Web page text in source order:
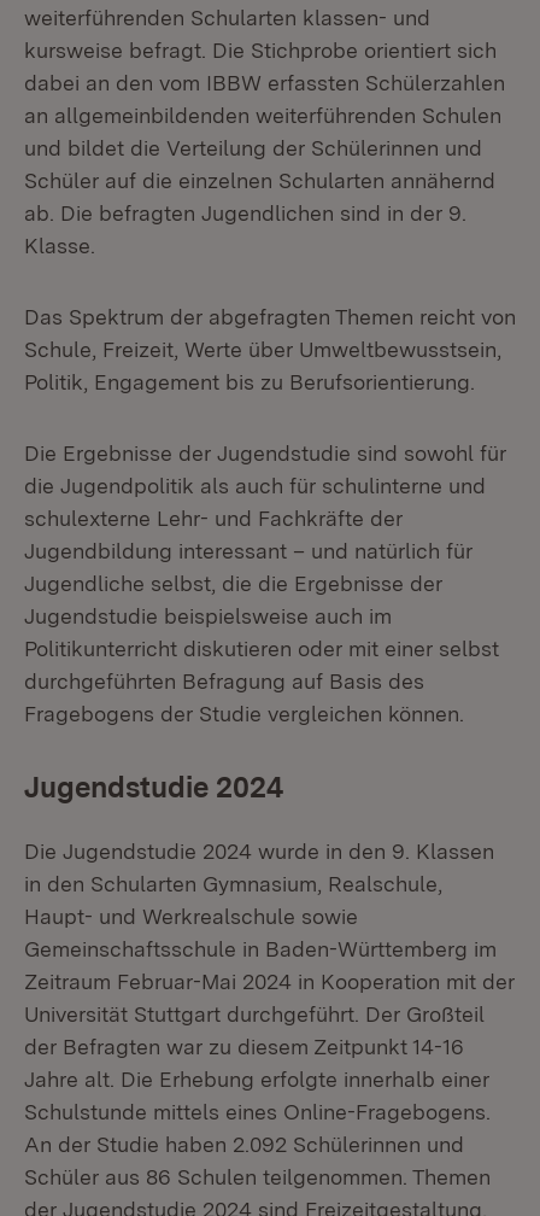
weiterführenden Schularten klassen- und
kursweise befragt. Die Stichprobe orientiert sich
dabei an den vom IBBW erfassten Schülerzahlen
an allgemeinbildenden weiterführenden Schulen
und bildet die Verteilung der Schülerinnen und
Schüler auf die einzelnen Schularten annähernd
ab. Die befragten Jugendlichen sind in der 9.
Klasse.
Das Spektrum der abgefragten Themen reicht von
Schule, Freizeit, Werte über Umweltbewusstsein,
Politik, Engagement bis zu Berufsorientierung.
Die Ergebnisse der Jugendstudie sind sowohl für
die Jugendpolitik als auch für schulinterne und
schulexterne Lehr- und Fachkräfte der
Jugendbildung interessant – und natürlich für
Jugendliche selbst, die die Ergebnisse der
Jugendstudie beispielsweise auch im
Politikunterricht diskutieren oder mit einer selbst
durchgeführten Befragung auf Basis des
Fragebogens der Studie vergleichen können.
Jugendstudie 2024
Die Jugendstudie 2024 wurde in den 9. Klassen
in den Schularten Gymnasium, Realschule,
Haupt- und Werkrealschule sowie
Gemeinschaftsschule in Baden-Württemberg im
Zeitraum Februar-Mai 2024 in Kooperation mit der
Universität Stuttgart durchgeführt. Der Großteil
der Befragten war zu diesem Zeitpunkt 14-16
Jahre alt. Die Erhebung erfolgte innerhalb einer
Schulstunde mittels eines Online-Fragebogens.
An der Studie haben 2.092 Schülerinnen und
Schüler aus 86 Schulen teilgenommen. Themen
der Jugendstudie 2024 sind Freizeitgestaltung,